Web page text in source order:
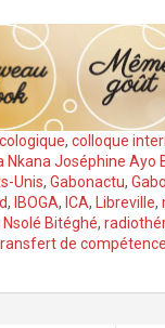
, colloque
Nkana Joséphine Ayo
Unis, Gabonactu,
, IBOGA, ICA, Libreville,
Bitéghé,
de